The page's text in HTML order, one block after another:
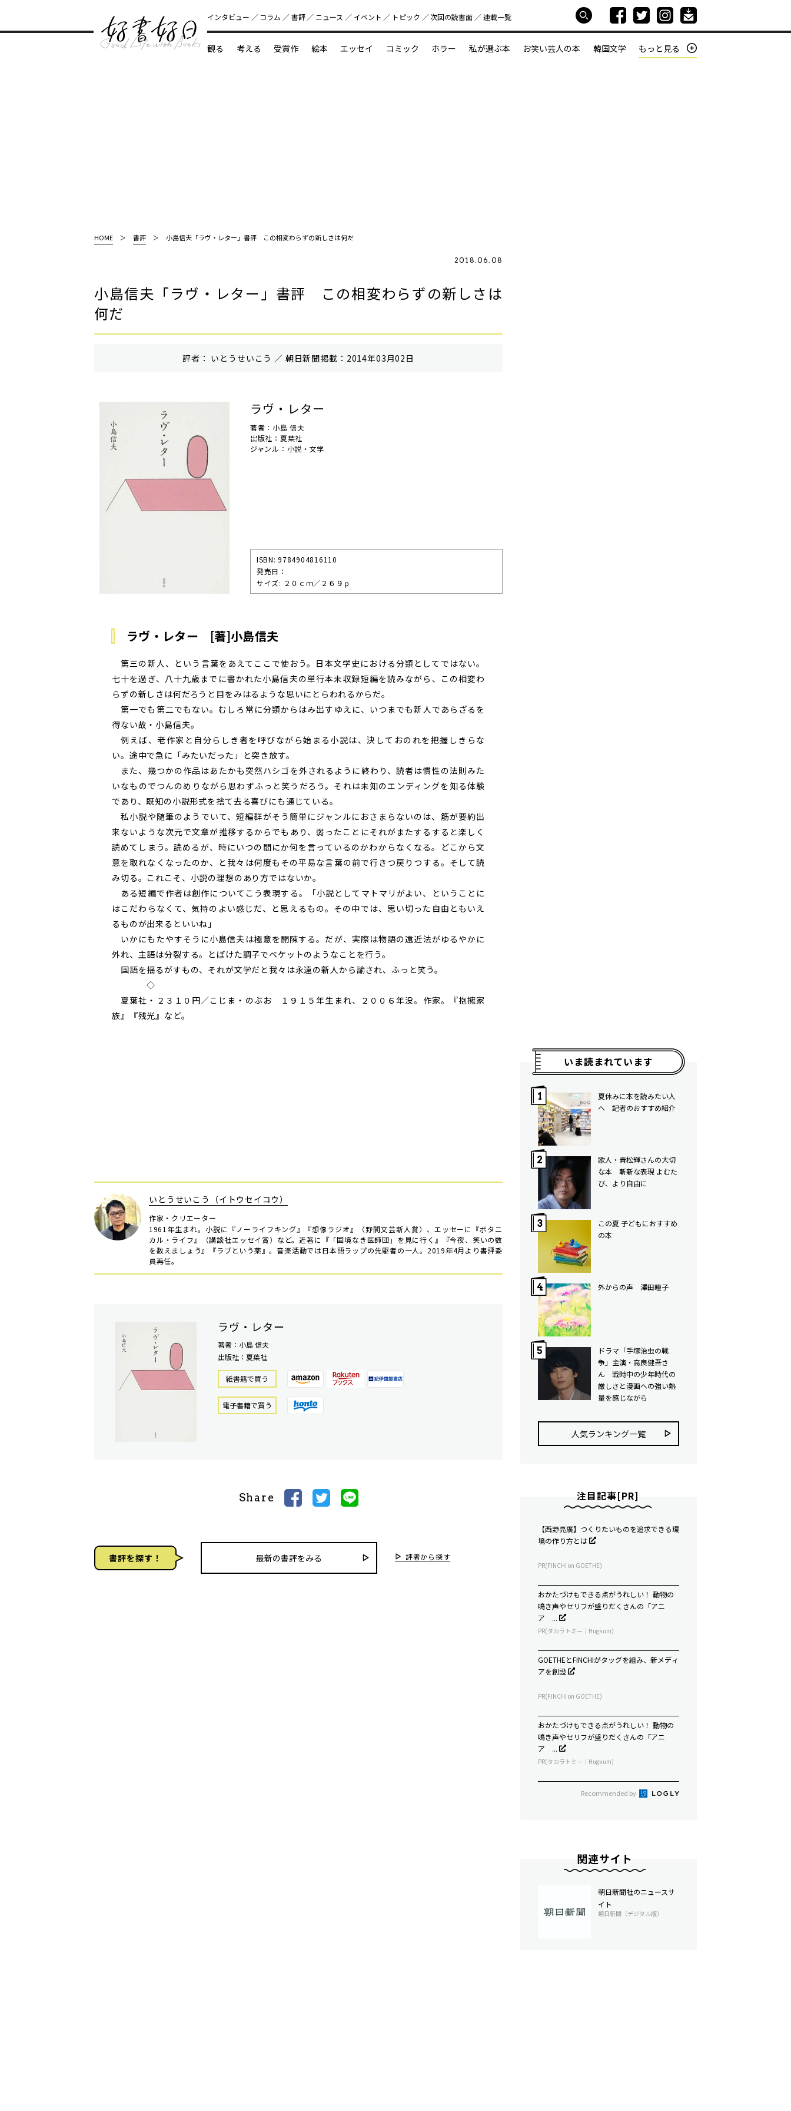
好書好日
インタビュー コラム 書評 ニュース イベント トピック 次回の読書⾯ 連載一覧
観る 考える 受賞作 絵本 エッセイ コミック ホラー 私が選ぶ本 お笑い芸人の本 韓国文学 もっと見る
HOME 書評 小島信夫「ラヴ・レター」書評 この相変わらずの新しさは何だ
2018.06.08
小島信夫「ラヴ・レター」書評 この相変わらずの新しさは
何だ
評者： いとうせいこう ／ 朝⽇新聞掲載：2014年03月02日
ラヴ・レター
著者：小島 信夫
出版社：夏葉社
ジャンル：小説・文学
ISBN: 9784904816110
発売⽇：
サイズ: ２０ｃｍ／２６９ｐ
ラヴ・レター [著]小島信夫
第三の新人、という言葉をあえてここで使おう。日本文学史における分類としてではない。
七十を過ぎ、八十九歳までに書かれた小島信夫の単行本未収録短編を読みながら、この相変わ
らずの新しさは何だろうと目をみはるような思いにとらわれるからだ。
第一でも第二でもない。むしろ常に分類からはみ出すゆえに、いつまでも新人であらざるを
得ない故・小島信夫。
例えば、老作家と自分らしき者を呼びながら始まる小説は、決しておのれを把握しきらな
い。途中で急に「みたいだった」と突き放す。
また、幾つかの作品はあたかも突然ハシゴを外されるように終わり、読者は慣性の法則みた
いなものでつんのめりながら思わずふっと笑うだろう。それは未知のエンディングを知る体験
であり、既知の小説形式を捨て去る喜びにも通じている。
私小説や随筆のようでいて、短編群がそう簡単にジャンルにおさまらないのは、筋が要約出
来ないような次元で文章が推移するからでもあり、弱ったことにそれがまたするすると楽しく
読めてしまう。読めるが、時にいつの間にか何を言っているのかわからなくなる。どこから文
意を取れなくなったのか、と我々は何度もその平易な言葉の前で行きつ戻りつする。そして読
み切る。これこそ、小説の理想のあり方ではないか。
ある短編で作者は創作についてこう表現する。「小説としてマトマリがよい、ということに
はこだわらなくて、気持のよい感じだ、と思えるもの。その中では、思い切った自由ともいえ
るものが出来るといいね」
いかにもたやすそうに小島信夫は極意を開陳する。だが、実際は物語の遠近法がゆるやかに
外れ、主語は分裂する。とぼけた調子でベケットのようなことを行う。
国語を揺るがすもの、それが文学だと我々は永遠の新人から諭され、ふっと笑う。
◇
夏葉社・２３１０円／こじま・のぶお １９１５年生まれ、２００６年没。作家。『抱擁家
族』『残光』など。
いとうせいこう（イトウセイコウ）
作家・クリエーター
1961年生まれ。小説に『ノーライフキング』『想像ラジオ』（野間文芸新人賞）、エッセーに『ボタニ
カル・ライフ』（講談社エッセイ賞）など。近著に『「国境なき医師団」を見に行く』『今夜、笑いの数
を数えましょう』『ラブという薬』。音楽活動では日本語ラップの先駆者の一人。2019年4月より書評委
員再任。
ラヴ・レター
著者：小島 信夫
出版社：夏葉社
紙書籍で買う
電⼦書籍で買う
Share
書評を探す！ 最新の書評をみる 評者から探す
いま読まれています
夏休みに本を読みたい人
へ 記者のおすすめ紹介
歌人・青松輝さんの大切
な本 斬新な表現 よむた
び、より自由に
この夏 子どもにおすすめ
の本
外からの声 澤田瞳子
ドラマ「手塚治虫の戦
争」主演・高良健吾さ
ん 戦時中の少年時代の
厳しさと漫画への強い熱
量を感じながら
人気ランキング⼀覧
注目記事[PR]
【西野亮廣】つくりたいものを追求できる環
境の作り方とは
PR(FINCHI on GOETHE)
おかたづけもできる点がうれしい！ 動物の
鳴き声やセリフが盛りだくさんの「アニ
ア ...
PR(タカラトミー｜Hugkum)
GOETHEとFINCHIがタッグを組み、新メディ
アを創設
PR(FINCHI on GOETHE)
おかたづけもできる点がうれしい！ 動物の
鳴き声やセリフが盛りだくさんの「アニ
ア ...
PR(タカラトミー｜Hugkum)
Recommended by
関連サイト
朝日新聞社のニュースサ
イト
朝日新聞（デジタル版）